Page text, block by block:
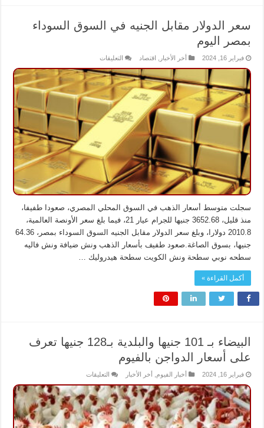
سعر الدولار مقابل الجنيه في السوق السوداء
بمصر اليوم
فبراير 16, 2024 أخر الأخبار اقتصاد التعليقاتعلى
الدولار
مقابل
الجنيه
في
السوق
السوداء
بمصر
اليوم
مغلقة
سجلت متوسط أسعار الذهب في السوق المحلي المصري، صعودا طفيفا،
منذ قليل، 3652.68 جنيها للجرام عيار 21، فيما بلغ سعر الأونصة العالمية،
2010.8 دولارا، وبلغ سعر الدولار مقابل الجنيه السوق السوداء بمصر، 64.36
جنيها، بسوق الصاغة.صعود طفيف بأسعار الذهب ونش ضيافة ونش فاليه
سطحه نوبي سطحة ونش الكويت سطحة هيدروليك …
أكمل القراءة »
البيضاء بـ 101 جنيها والبلدية بـ128 جنيها تعرف
على أسعار الدواجن بالفيوم
فبراير 16, 2024 أخبار الفيوم أخر الأخبار التعليقاتعلى
101
جنيها
والبلدية
بـ128